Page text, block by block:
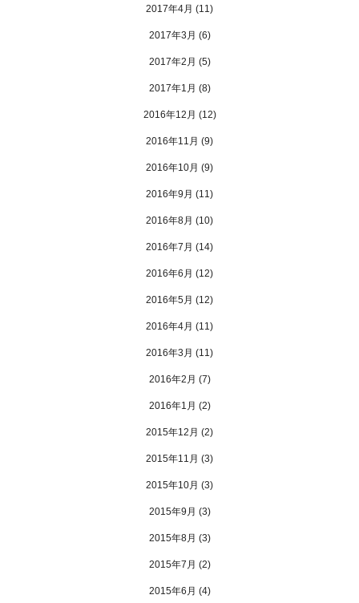
2017年4月 (11)
2017年3月 (6)
2017年2月 (5)
2017年1月 (8)
2016年12月 (12)
2016年11月 (9)
2016年10月 (9)
2016年9月 (11)
2016年8月 (10)
2016年7月 (14)
2016年6月 (12)
2016年5月 (12)
2016年4月 (11)
2016年3月 (11)
2016年2月 (7)
2016年1月 (2)
2015年12月 (2)
2015年11月 (3)
2015年10月 (3)
2015年9月 (3)
2015年8月 (3)
2015年7月 (2)
2015年6月 (4)